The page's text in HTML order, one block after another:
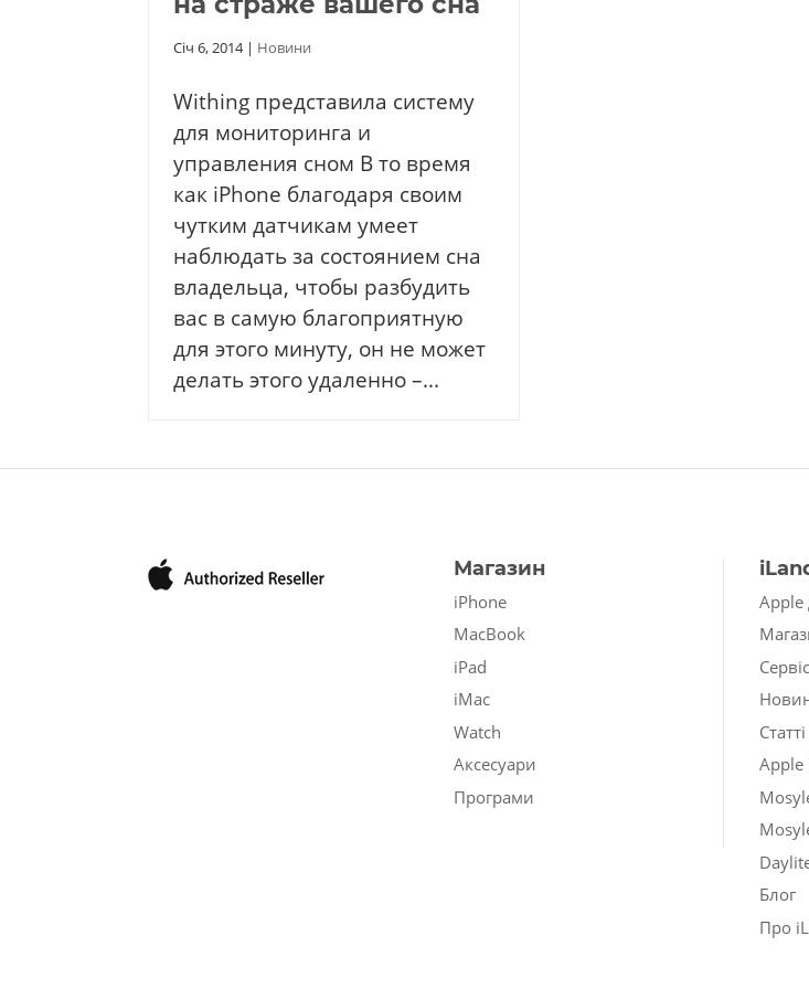
Січ 6, 2014| Новини
Withing представила систему
для мониторинга и
управления сном В то время
как iPhone благодаря своим
чутким датчикам умеет
наблюдать за состоянием сна
владельца, чтобы разбудить
вас в самую благоприятную
для этого минуту, он не может
делать этого удаленно –...
Магазин
iPhone
MacBook
iPad
iMac
Watch
Аксесуари
Програми
Apple
Сервіс
Статті
Apple
Блог
Про